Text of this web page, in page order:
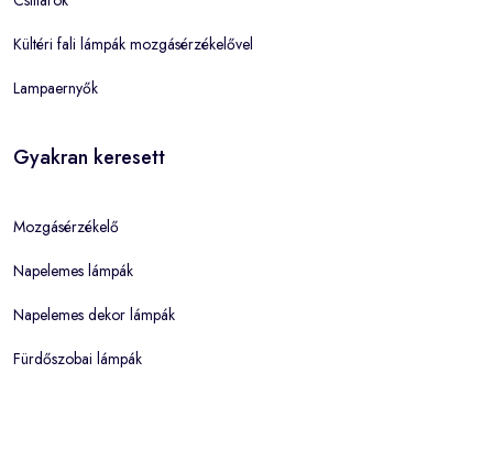
Kültéri fali lámpák mozgásérzékelővel
Lampaernyők
Gyakran keresett
Mozgásérzékelő
Napelemes lámpák
Napelemes dekor lámpák
Fürdőszobai lámpák